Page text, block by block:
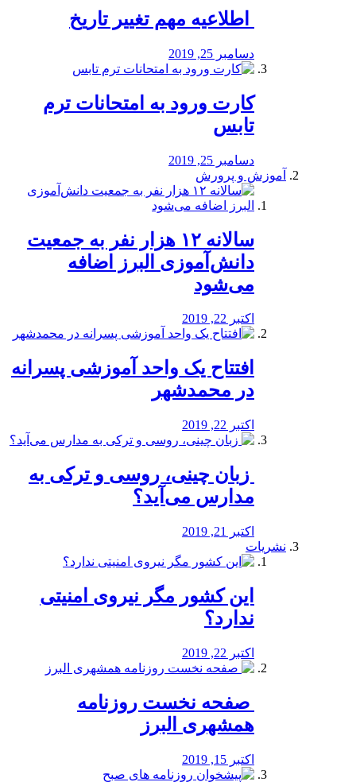
️ اطلاعیه مهم تغییر تاریخ
دسامبر 25, 2019
کارت ورود به امتحانات ترم
تابس
دسامبر 25, 2019
آموزش و پرورش
️سالانه ۱۲ هزار نفر به جمعیت
دانش‌آموزی البرز اضافه
می‌شود
اکتبر 22, 2019
افتتاح یک واحد آموزشی پسرانه
در محمدشهر
اکتبر 22, 2019
️ زبان چینی، روسی و ترکی به
مدارس می‌آید؟
اکتبر 21, 2019
نشریات
این کشور مگر نیروی امنیتی
ندارد؟
اکتبر 22, 2019
️ صفحه نخست روزنامه‌
همشهری البرز
اکتبر 15, 2019